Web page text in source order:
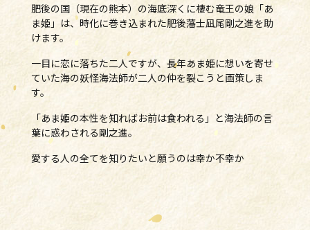
肥後の国（現在の熊本）の海底深くに棲む竜王の娘「あ
ま姫」は、時化に巻き込まれた肥後藩士凪尾剛之進を助
けます。
一目に恋に落ちた二人ですが、長年あま姫に想いを寄せ
ていた海の妖怪海法師が二人の仲を裂こうと画策しま
す。
「あま姫の本性を知ればお前は食われる」と海法師の言
葉に惑わされる剛之進。
愛する人の全てを知りたいと願うのは幸か不幸か